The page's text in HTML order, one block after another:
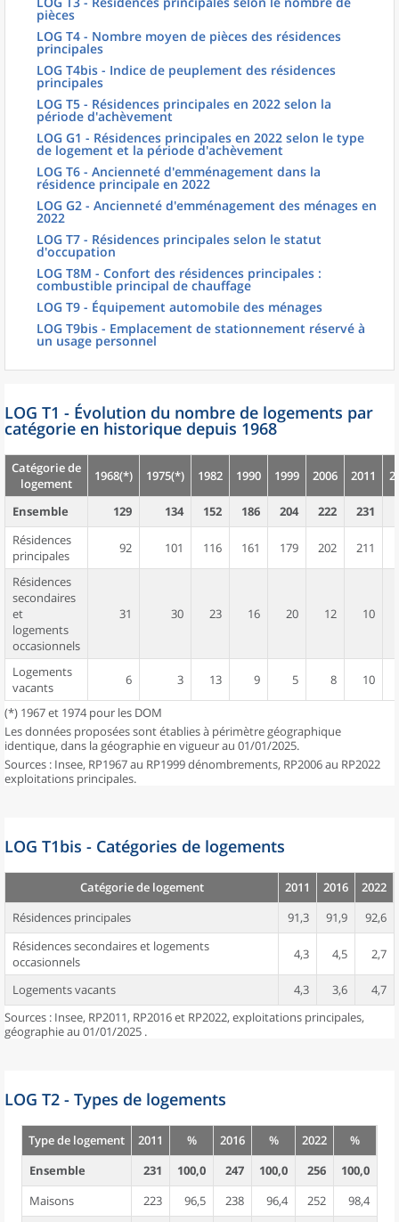
pièces
LOG T4 - Nombre moyen de pièces des résidences
principales
LOG T4bis - Indice de peuplement des résidences
principales
LOG T5 - Résidences principales en 2022 selon la
période d'achèvement
LOG G1 - Résidences principales en 2022 selon le type
de logement et la période d'achèvement
LOG T6 - Ancienneté d'emménagement dans la
résidence principale en 2022
LOG G2 - Ancienneté d'emménagement des ménages en
2022
LOG T7 - Résidences principales selon le statut
d'occupation
LOG T8M - Confort des résidences principales :
combustible principal de chauffage
LOG T9 - Équipement automobile des ménages
LOG T9bis - Emplacement de stationnement réservé à
un usage personnel
LOG T1 - Évolution du nombre de logements par
catégorie en historique depuis 1968
Catégorie de
logement
1968(*) 1975(*) 1982 1990 1999 2006 2011
Ensemble 129 134 152 186 204 222 231
Résidences
principales
92 101 116 161 179 202 211
Résidences
secondaires
et
logements
occasionnels
31 30 23 16 20 12 10
Logements
vacants
6 3 13 9 5 8 10
(*) 1967 et 1974 pour les DOM
Les données proposées sont établies à périmètre géographique
identique, dans la géographie en vigueur au 01/01/2025.
Sources : Insee, RP1967 au RP1999 dénombrements, RP2006 au RP2022
exploitations principales.
LOG T1bis - Catégories de logements
Catégorie de logement 2011 2016
2022
Résidences principales
91,3 91,9
92,6
Résidences secondaires et logements
occasionnels
4,3 4,5 2,7
Logements vacants 4,3 3,6
4,7
Sources : Insee, RP2011, RP2016 et RP2022, exploitations principales,
géographie au 01/01/2025 .
LOG T2 - Types de logements
Type de logement 2011 % 2016 % 2022
%
Ensemble
231 100,0 247 100,0 256
100,0
Maisons
223 96,5 238 96,4 252
98,4